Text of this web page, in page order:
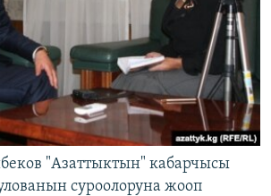
"Азаттыктын" кабарчысы
суроолоруна жооп